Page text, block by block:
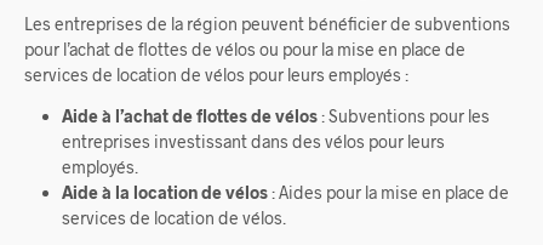
Les entreprises de la région peuvent bénéficier de subventions
pour l’achat de flottes de vélos ou pour la mise en place de
services de location de vélos pour leurs employés :
Aide à l’achat de flottes de vélos: Subventions pour les
entreprises investissant dans des vélos pour leurs
employés.
Aide à la location de vélos: Aides pour la mise en place de
services de location de vélos.